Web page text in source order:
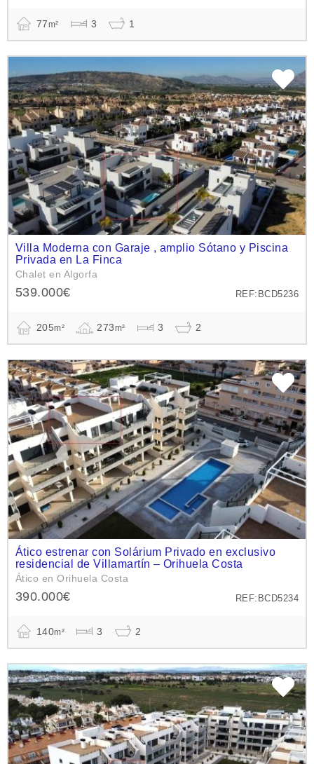
77m² 3 1
Villa Moderna con Garaje , amplio Sótano y Piscina
Privada en La Finca
Chalet en Algorfa
REF:BCD5236
539.000€
205m² 273m² 3 2
Ático estrenar con Solárium Privado en exclusivo
residencial de Villamartín – Orihuela Costa
Ático en Orihuela Costa
REF:BCD5234
390.000€
140m² 3 2